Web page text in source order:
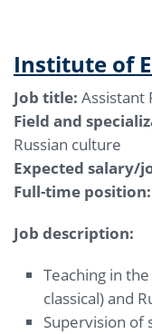
Institute of
Job title: Assistant
Field and
Russian culture
Expected salary/
Full-time position:
Job description:
Teaching in
classical) and
Supervision of